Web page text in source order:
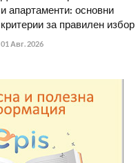
и апартаменти: основни
критерии за правилен избор
01 Авг. 2026